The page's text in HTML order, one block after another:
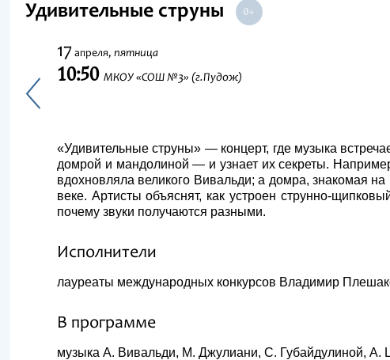
Удивительные струны
17 апреля, пятница
10:50 МКОУ «СОШ №3» (г.Пудож)
«Удивительные струны» — концерт, где музыка
домрой и мандолиной — и узнает их секреты.
вдохновляла великого Вивальди; а домра, знакомая
веке. Артисты объяснят, как устроен
почему звуки получаются разными.
Исполнители
лауреаты международных конкурсов Владимир
В программе
музыка А. Вивальди, М. Джулиани, С. Губайдулиной, А.